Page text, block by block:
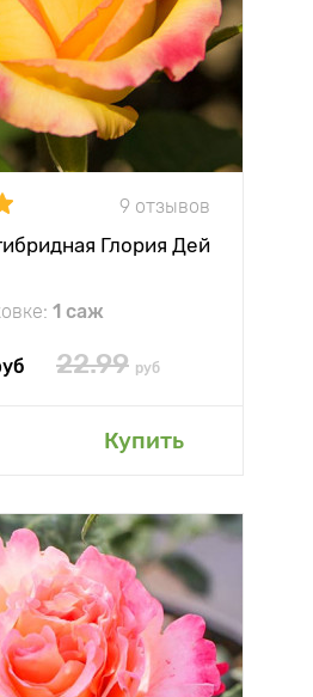
9 отзывов
Глория Дей
1 саж
22.99 руб
Купить